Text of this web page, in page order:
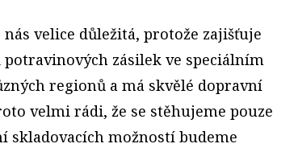
velice důležitá, protože zajišťuje
zásilek ve speciálním
regionů a má skvělé dopravní
velmi rádi, že se stěhujeme pouze
skladovacích možností budeme